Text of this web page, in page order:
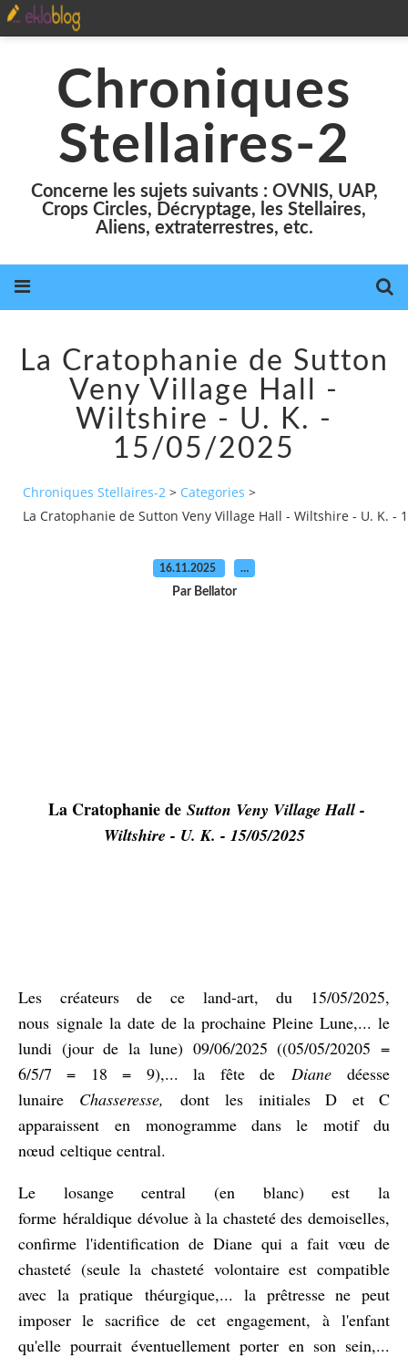
Chroniques
Stellaires-2
Concerne les sujets suivants : OVNIS, UAP,
Crops Circles, Décryptage, les Stellaires,
Aliens, extraterrestres, etc.
La Cratophanie de Sutton
Veny Village Hall -
Wiltshire - U. K. -
15/05/2025
Chroniques Stellaires-2 > Categories >
La Cratophanie de Sutton Veny Village Hall - Wiltshire - U. K. -
16.11.2025 …
Par Bellator
La Cratophanie de Sutton Veny Village Hall -
Wiltshire - U. K. - 15/05/2025
Les créateurs de ce land-art, du 15/05/2025,
nous signale la date de la prochaine Pleine Lune,... le
lundi (jour de la lune) 09/06/2025 ((05/05/20205 =
6/5/7 = 18 = 9),... la fête de Dianedéesse
lunaire Chasseresse, dont les initiales D et C
apparaissent en monogramme dans le motif du
nœud celtique central.
Le losange central (en blanc) est la
forme héraldique dévolue à la chasteté des demoiselles,
confirme l'identification de Diane qui a fait vœu de
chasteté (seule la chasteté volontaire est compatible
avec la pratique théurgique,... la prêtresse ne peut
imposer le sacrifice de cet engagement, à l'enfant
qu'elle pourrait éventuellement porter en son sein,...